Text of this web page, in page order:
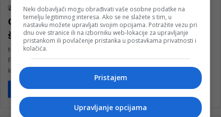
nk 1 12. Marta 2023.
Osvrt Edina Madžaka, šefa stručnog
štaba KK Konjic na proteklu sezonu
Nakon završetka regularnog dijela sezone u A1 ligi košarkaša
FBiH, grupa jug, Edin Madžak šef stručnog štaba Košarkaškog
kluba Konjic…
Pročitaj više
Neki dobavljači mogu obrađivati vaše osobne podatke na
temelju legitimnog interesa. Ako se ne slažete s tim, u
nastavku možete upravljati svojim opcijama. Potražite vezu pri
dnu ove stranice ili na izborniku web-lokacije za upravljanje
pristankom ili povlačenje pristanka u postavkama privatnosti i
kolačića.
Pristajem
Upravljanje opcijama